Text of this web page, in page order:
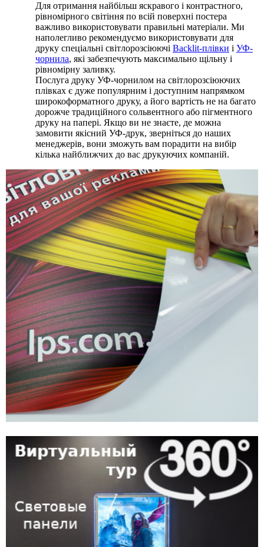
Для отримання найбільш яскравого і контрастного,
рівномірного світіння по всій поверхні постера
важливо використовувати правильні матеріали. Ми
наполегливо рекомендуємо використовувати для
друку спеціальні світлорозсіюючі Backlit-плівки і УФ-
чорнила, які забезпечують максимально щільну і
рівномірну заливку.
Послуга друку УФ-чорнилом на світлорозсіюючих
плівках є дуже популярним і доступним напрямком
широкоформатного друку, а його вартість не на багато
дорожче традиційного сольвентного або пігментного
друку на папері. Якщо ви не знаєте, де можна
замовити якісний УФ-друк, зверніться до наших
менеджерів, вони зможуть вам порадити на вибір
кілька найближчих до вас друкуючих компаній.